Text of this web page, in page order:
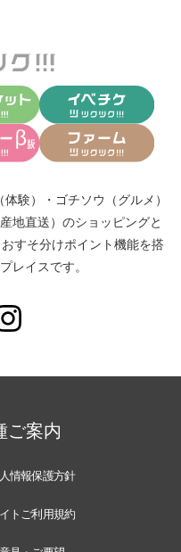
験） ・ ゴチソウ（グルメ）
地直送） のショッピングと
おすそ分けポイント機能を搭
レイスです。
ご案内
情報保護方針
トご利用規約